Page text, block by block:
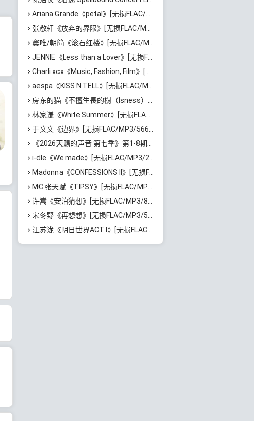
Ariana Grande《petal》[无损FLAC/MP3/544MB]百度云网盘下载
张敬轩《放弃的界限》[无损FLAC/MP3/54MB]百度云网盘下载
窦唯/朝简《滚石红楼》[无损FLAC/MP3/576MB]百度云网盘下载
JENNIE《Less than a Lover》[无损FLAC/MP3/37MB]百度云网盘下载
Charli xcx《Music, Fashion, Film》[无损FLAC/MP3/639MB]百度云网盘下载
aespa《KISS N TELL》[无损FLAC/MP3/417MB]百度云网盘下载
房东的猫《不擅生長的樹（Isness）》[无损FLAC/MP3/252MB]百度云网盘下载
林家谦《White Summer》[无损FLAC/MP3/1.81GB]百度云网盘下载
于文文《边界》[无损FLAC/MP3/566MB]百度云网盘下载
《2026天赐的声音 第七季》第1-8期歌曲[无损FLAC/MP3]百度云网盘下载
i-dle《We made》[无损FLAC/MP3/205MB]百度云网盘下载
Madonna《CONFESSIONS II》[无损FLAC/MP3/1.15GB]百度云网盘下载
MC 张天赋《TIPSY》[无损FLAC/MP3/43MB]百度云网盘下载
许嵩《安泊猜想》[无损FLAC/MP3/801MB]百度云网盘下载
宋冬野《再想想》[无损FLAC/MP3/513MB]百度云网盘下载
汪苏泷《明日世界ACT I》[无损FLAC/MP3/861MB]百度云网盘下载